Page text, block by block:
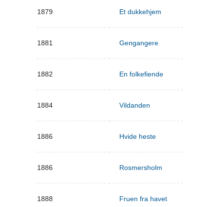
1879 Et dukkehjem
1881 Gengangere
1882 En folkefiende
1884 Vildanden
1886 Hvide heste
1886 Rosmersholm
1888 Fruen fra havet